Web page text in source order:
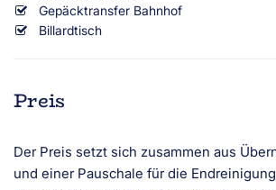
Gepäcktransfer Bahnhof
Billardtisch
Preis
Der Preis setzt sich zusammen aus
und einer Pauschale für die